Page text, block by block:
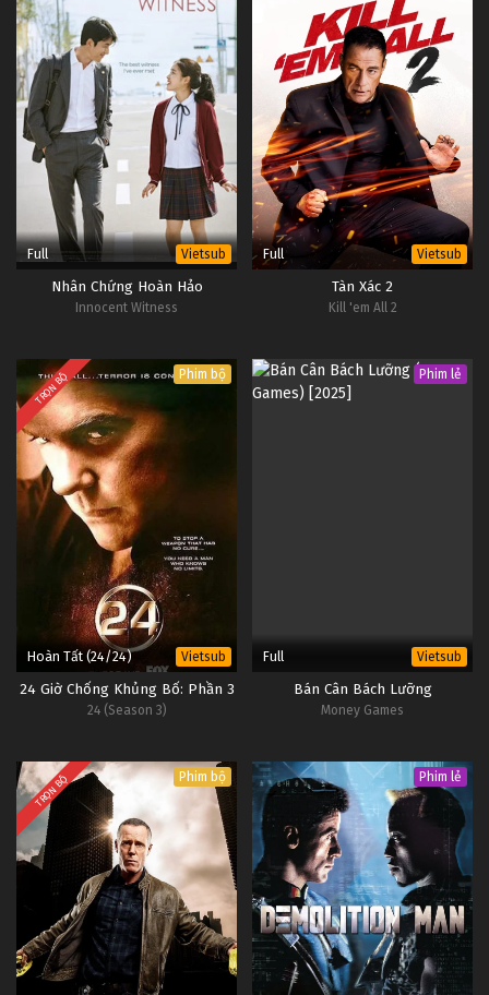
Full Vietsub
Nhân Chứng Hoàn Hảo
Innocent Witness
Full Vietsub
Tàn Xác 2
Kill 'em All 2
TRỌN BỘ Phim bộ
Hoàn Tất (24/24) Vietsub
24 Giờ Chống Khủng Bố: Phần 3
24 (Season 3)
Phim lẻ
Full Vietsub
Bán Cân Bách Lưỡng
Money Games
TRỌN BỘ Phim bộ Phim lẻ